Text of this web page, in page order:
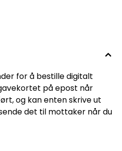
for å bestille digitalt
på epost når
og kan enten skrive ut
det til mottaker når du